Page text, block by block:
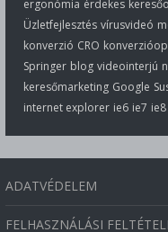
ergonómia érdekes
Üzletfejlesztés vírusvideó
konverzió CRO
Springer blog videointerjú
keresőmarketing Google
internet explorer ie6 ie7 ie8
ADATVÉDELEM
FELHASZNÁLÁSI